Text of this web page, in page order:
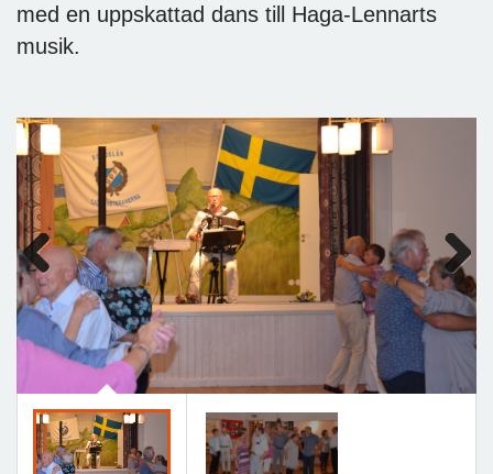
med en uppskattad dans till Haga-Lennarts
musik.
Previous Next